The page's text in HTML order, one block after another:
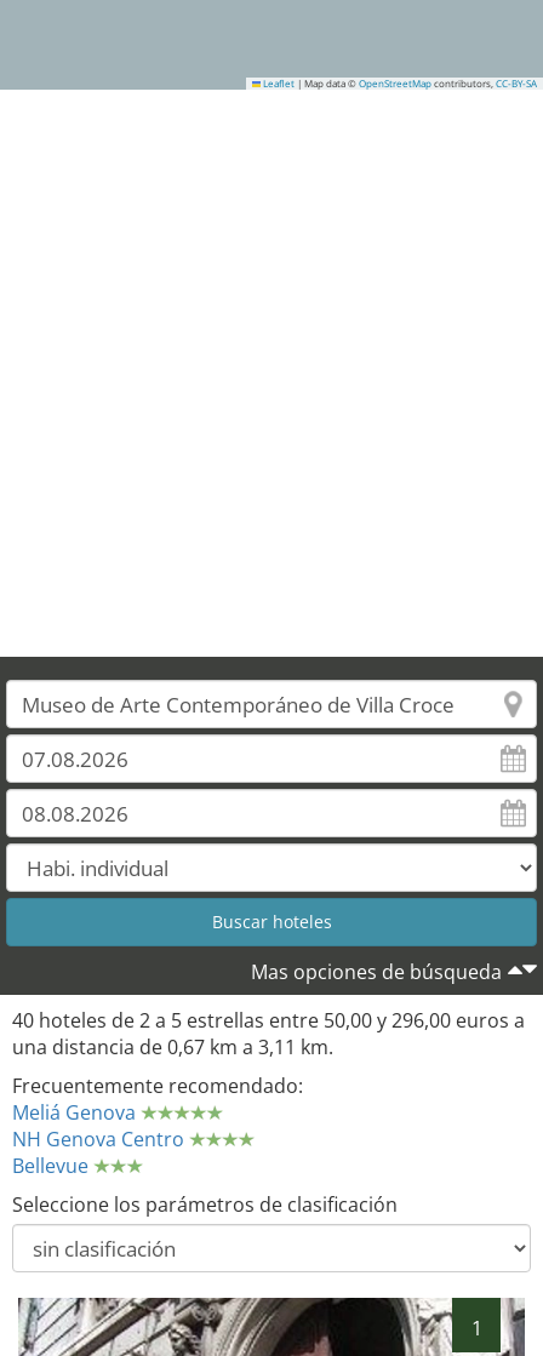
Leaflet | Map data © OpenStreetMap contributors, CC-BY-SA
Mas opciones de búsqueda
40 hoteles de 2 a 5 estrellas entre 50,00 y 296,00 euros a
una distancia de 0,67 km a 3,11 km.
Frecuentemente recomendado:
Meliá Genova
NH Genova Centro
Bellevue
Seleccione los parámetros de clasificación
1